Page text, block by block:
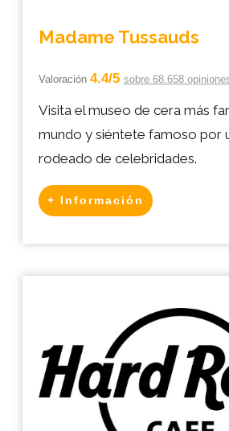
Madame Tussauds
Valoración 4.4/5 sobre 68.658
Visita el museo de cera más
mundo y siéntete famoso por
rodeado de celebridades.
+ Información